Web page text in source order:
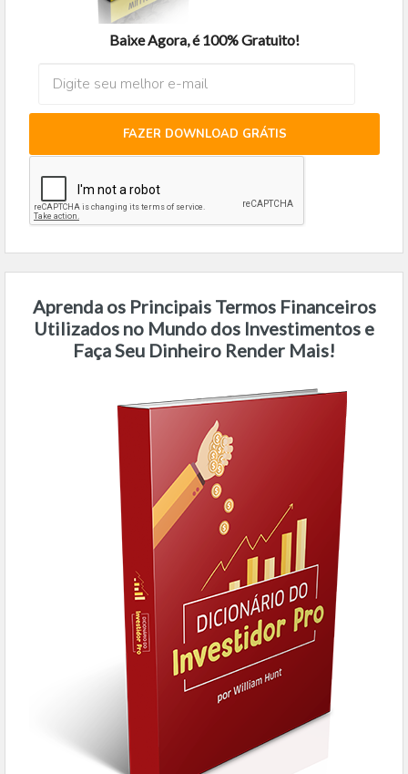
Baixe Agora, é 100% Gratuito!
FAZER DOWNLOAD GRÁTIS
Aprenda os Principais Termos Financeiros
Utilizados no Mundo dos Investimentos e
Faça Seu Dinheiro Render Mais!